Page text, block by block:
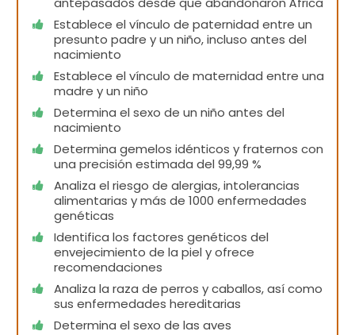
Establece el vínculo de paternidad entre un
presunto padre y un niño, incluso antes del
nacimiento
Establece el vínculo de maternidad entre una
madre y un niño
Determina el sexo de un niño antes del
nacimiento
Determina gemelos idénticos y fraternos con
una precisión estimada del 99,99 %
Analiza el riesgo de alergias, intolerancias
alimentarias y más de 1000 enfermedades
genéticas
Identifica los factores genéticos del
envejecimiento de la piel y ofrece
recomendaciones
Analiza la raza de perros y caballos, así como
sus enfermedades hereditarias
Determina el sexo de las aves